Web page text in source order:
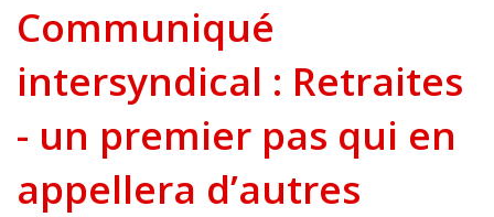
Communiqué
intersyndical : Retraites
- un premier pas qui en
appellera d’autres